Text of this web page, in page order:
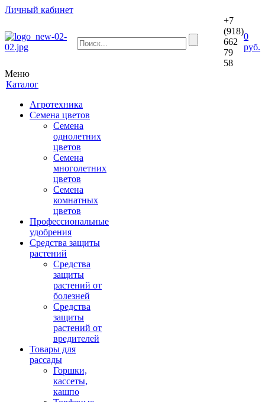
Личный кабинет
+7
(918)
662
79
58
0
руб.
Меню
Каталог
Агротехника
Семена цветов
Семена
однолетних
цветов
Семена
многолетних
цветов
Семена
комнатных
цветов
Профессиональные
удобрения
Средства защиты
растений
Средства
защиты
растений от
болезней
Средства
защиты
растений от
вредителей
Товары для
рассады
Горшки,
кассеты,
кашпо